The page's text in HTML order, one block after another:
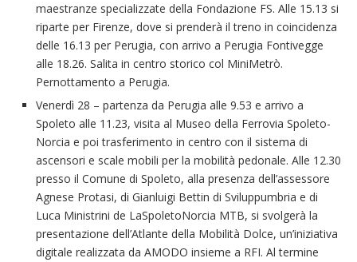
maestranze specializzate della Fondazione FS. Alle 15.13 si
riparte per Firenze, dove si prenderà il treno in coincidenza
delle 16.13 per Perugia, con arrivo a Perugia Fontivegge
alle 18.26. Salita in centro storico col MiniMetrò.
Pernottamento a Perugia.
Venerdì 28 – partenza da Perugia alle 9.53 e arrivo a
Spoleto alle 11.23, visita al Museo della Ferrovia Spoleto-
Norcia e poi trasferimento in centro con il sistema di
ascensori e scale mobili per la mobilità pedonale. Alle 12.30
presso il Comune di Spoleto, alla presenza dell’assessore
Agnese Protasi, di Gianluigi Bettin di Sviluppumbria e di
Luca Ministrini de LaSpoletoNorcia MTB, si svolgerà la
presentazione dell’Atlante della Mobilità Dolce, un’iniziativa
digitale realizzata da AMODO insieme a RFI. Al termine